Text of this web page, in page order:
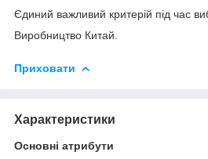
Єдиний важливий критерій під час
Виробництво Китай.
Приховати
Характеристики
Основні атрибути